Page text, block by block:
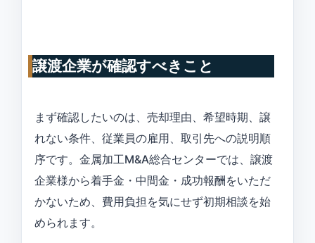
譲渡企業が確認すべきこと
まず確認したいのは、売却理由、希望時期、譲
れない条件、従業員の雇用、取引先への説明順
序です。金属加工M&A総合センターでは、譲渡
企業様から着手金・中間金・成功報酬をいただ
かないため、費用負担を気にせず初期相談を始
められます。